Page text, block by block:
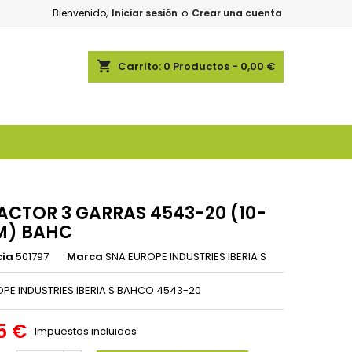
Bienvenido, Iniciar sesión o Crear una cuenta
shopping_cart Carrito: 0 Productos - 0,00 €
3 GARRAS 4543-20 (10-
BAHC
501797 Marca SNA EUROPE INDUSTRIES IBERIA S
INDUSTRIES IBERIA S BAHCO 4543-20
€ Impuestos incluidos